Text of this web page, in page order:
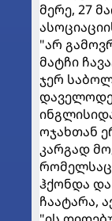
მერე, 27
"არ
მატჩი
ჯერ
ოჯახთან
კარგად
რომელსაც
ჰქონდა
ჩაატარა,